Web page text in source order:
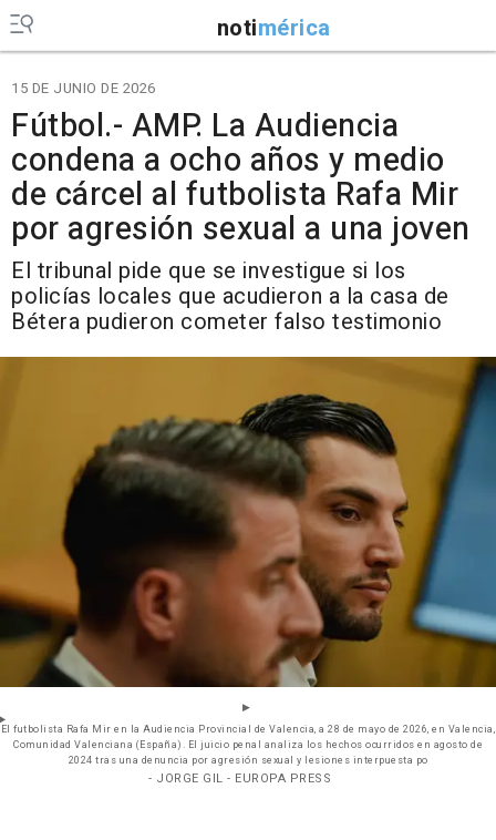
notimérica
15 DE JUNIO DE 2026
Fútbol.- AMP. La Audiencia
condena a ocho años y medio
de cárcel al futbolista Rafa Mir
por agresión sexual a una joven
El tribunal pide que se investigue si los
policías locales que acudieron a la casa de
Bétera pudieron cometer falso testimonio
El futbolista Rafa Mir en la Audiencia Provincial de Valencia, a 28 de mayo de 2026, en Valencia,
Comunidad Valenciana (España). El juicio penal analiza los hechos ocurridos en agosto de
2024 tras una denuncia por agresión sexual y lesiones interpuesta po
- JORGE GIL - EUROPA PRESS